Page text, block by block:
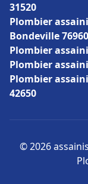
31520
Plombier
Bondeville 76960
Plombier
Plombier
Plombier
42650
© 2026